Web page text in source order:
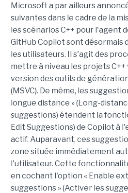
Microsoft a par ailleurs
suivantes dans le cadre de la
les scénarios C++ pour l'agent
GitHub Copilot sont désormais
les utilisateurs. Il s'agit des
mettre à niveau les projets
version des outils de
(MSVC). De même, les
longue distance » (Long-
suggestions) étendent la
Edit Suggestions) de Copilot à
actif. Auparavant, ces
zone située immédiatement
l'utilisateur. Cette
en cochant l'option « Enable
suggestions » (Activer les